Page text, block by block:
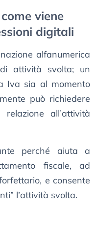
viene
digitali
alfanumerica
attività svolta; un
Iva sia al momento
può richiedere
all’attività
perché aiuta a
fiscale, ad
e consente
l’attività svolta.